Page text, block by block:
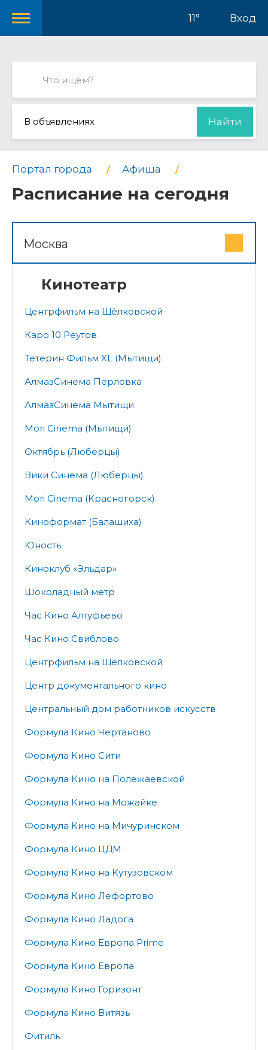
11° Вход
В объявлениях Найти
Портал города Афиша
Расписание на сегодня
Москва
Кинотеатр
Центрфильм на Щёлковской
Каро 10 Реутов
Тетерин Фильм XL (Мытищи)
АлмазСинема Перловка
АлмазСинема Мытищи
Mori Cinema (Мытищи)
Октябрь (Люберцы)
Вики Синема (Люберцы)
Mori Cinema (Красногорск)
Киноформат (Балашиха)
Юность
Киноклуб «Эльдар»
Шоколадный метр
Час Кино Алтуфьево
Час Кино Свиблово
Центрфильм на Щёлковской
Центр документального кино
Центральный дом работников искусств
Формула Кино Чертаново
Формула Кино Сити
Формула Кино на Полежаевской
Формула Кино на Можайке
Формула Кино на Мичуринском
Формула Кино ЦДМ
Формула Кино на Кутузовском
Формула Кино Лефортово
Формула Кино Ладога
Формула Кино Европа Prime
Формула Кино Европа
Формула Кино Горизонт
Формула Кино Витязь
Фитиль